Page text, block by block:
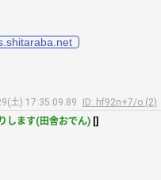
土) 17:35:09.89
ID: hf92n+7/o (2)
します(田舎おでん) []